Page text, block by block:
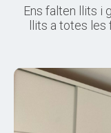
Ens falten llits i
llits a totes